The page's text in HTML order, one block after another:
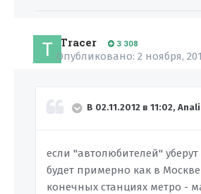
Tracer 3 308
Опубликовано: 2 ноября,
В 02.11.2012 в 11:02,
если "автолюбителей" уберут
будет примерно как в
конечных станциях метро -